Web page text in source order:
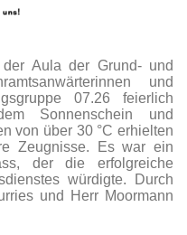
Aula der Grund- und
und
07.26 feierlich
Sonnenschein und
von über 30 °C erhielten
Zeugnisse. Es war ein
der die erfolgreiche
würdigte. Durch
und Herr Moormann